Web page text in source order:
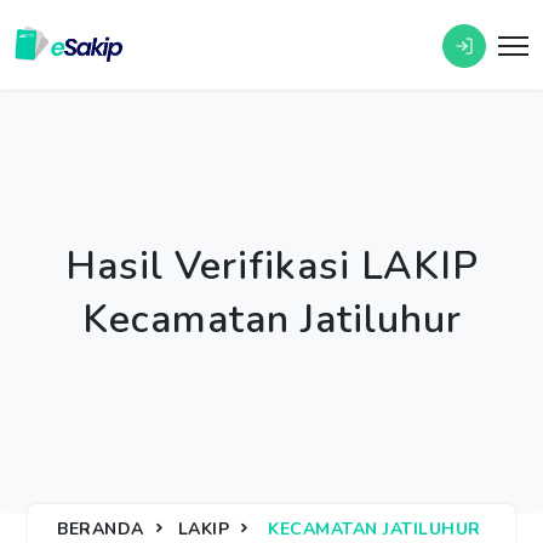
Hasil Verifikasi LAKIP
Kecamatan Jatiluhur
BERANDA LAKIP KECAMATAN JATILUHUR